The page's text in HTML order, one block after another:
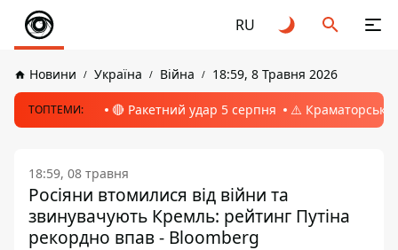
RU
Новини Україна Війна 18:59, 8 Травня 2026
ТОПТЕМИ: 🔴 Ракетний удар 5 серпня ⚠️ Краматорськ,
18:59, 08 травня
Росіяни втомилися від війни та
звинувачують Кремль: рейтинг Путіна
рекордно впав - Bloomberg